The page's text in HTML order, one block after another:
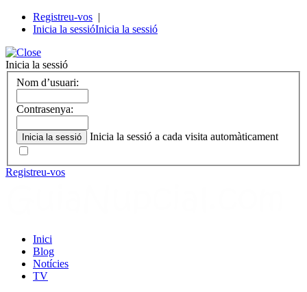
Registreu-vos |
Inicia la sessióInicia la sessió
Inicia la sessió
Nom d’usuari:
Contrasenya:
Inicia la sessió a cada visita automàticament
Registreu-vos
Inici
Blog
Notícies
TV